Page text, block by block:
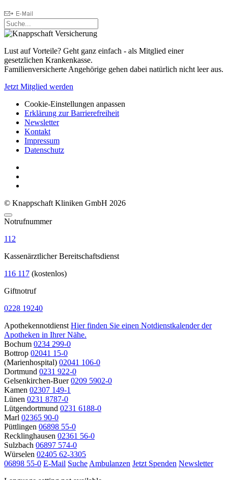
Lust auf Vorteile? Geht ganz einfach - als Mitglied einer
gesetzlichen Krankenkasse.
Familienversicherte Angehörige gehen dabei natürlich nicht leer aus.
Jetzt Mitglied werden
Cookie-Einstellungen anpassen
Erklärung zur Barrierefreiheit
Newsletter
Kontakt
Impressum
Datenschutz
© Knappschaft Kliniken GmbH 2026
Notrufnummer
112
Kassenärztlicher Bereitschaftsdienst
116 117 (kostenlos)
Giftnotruf
0228 19240
Apothekennotdienst Hier finden Sie einen Notdienstkalender der
Apotheken in Ihrer Nähe.
Bochum 0234 299-0
Bottrop 02041 15-0
(Marienhospital) 02041 106-0
Dortmund 0231 922-0
Gelsenkirchen-Buer 0209 5902-0
Kamen 02307 149-1
Lünen 0231 8787-0
Lütgendortmund 0231 6188-0
Marl 02365 90-0
Püttlingen 06898 55-0
Recklinghausen 02361 56-0
Sulzbach 06897 574-0
Würselen 02405 62-3305
06898 55-0 E-Mail Suche Ambulanzen Jetzt Spenden Newsletter